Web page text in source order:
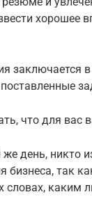
хорошее
заключается
что для вас
день, никто
бизнеса, так
словах, каким